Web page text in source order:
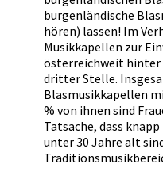
burgenländische
hören) lassen! Im
Musikkapellen zur
österreichweit hinter
dritter Stelle.
Blasmusikkapellen
% von ihnen sind
Tatsache, dass
unter 30 Jahre alt